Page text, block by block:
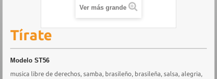
Ver más grande
Tírate
Modelo ST56
musica libre de derechos, samba, brasileño, brasileña, salsa, alegria,